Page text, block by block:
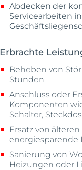
Abdecken der
Servicearbeiten
Erbrachte
Beheben von
Stunden
Anschluss oder
Komponenten
Schalter,
Ersatz von
energiesparende
Sanierung von
Heizungen oder